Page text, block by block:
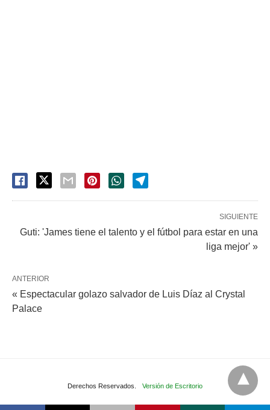
SIGUIENTE
Guti: 'James tiene el talento y el fútbol para estar en una
liga mejor' »
ANTERIOR
« Espectacular golazo salvador de Luis Díaz al Crystal
Palace
Derechos Reservados. Versión de Escritorio